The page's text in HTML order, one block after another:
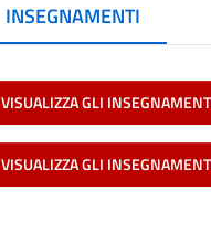
INSEGNAMENTI
VISUALIZZA GLI
VISUALIZZA GLI